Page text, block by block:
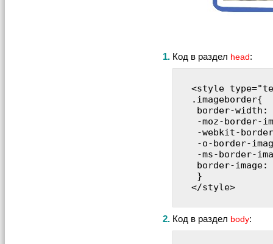
1. Код в раздел head:
<style
.imageborder{
border-width:
-moz-
-webkit-
-o-border-
-ms-border-
border-
}
</style>
2. Код в раздел body: